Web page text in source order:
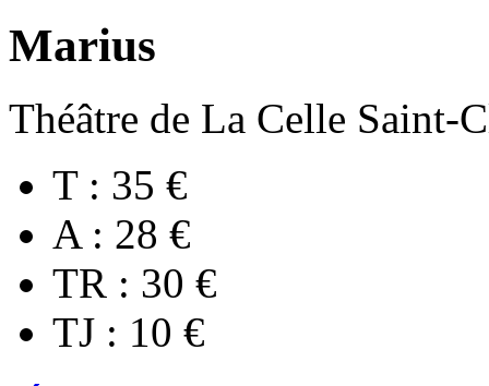
Marius
Théâtre de La Celle Saint-
T : 35 €
A : 28 €
TR : 30 €
TJ : 10 €